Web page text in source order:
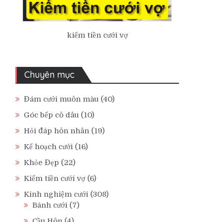
kiếm tiền cưới vợ
Chuyên mục
Đám cưới muôn màu (40)
Góc bếp cô dâu (10)
Hỏi đáp hôn nhân (19)
Kế hoạch cưới (16)
Khỏe Đẹp (22)
Kiếm tiền cưới vợ (6)
Kinh nghiệm cưới (308)
Bánh cưới (7)